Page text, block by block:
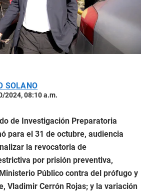
SOLANO
2024, 08:10 a.m.
de Investigación Preparatoria
para el 31 de octubre, audiencia
la revocatoria de
por prisión preventiva,
Público contra del prófugo y
Vladimir Cerrón Rojas; y la variación